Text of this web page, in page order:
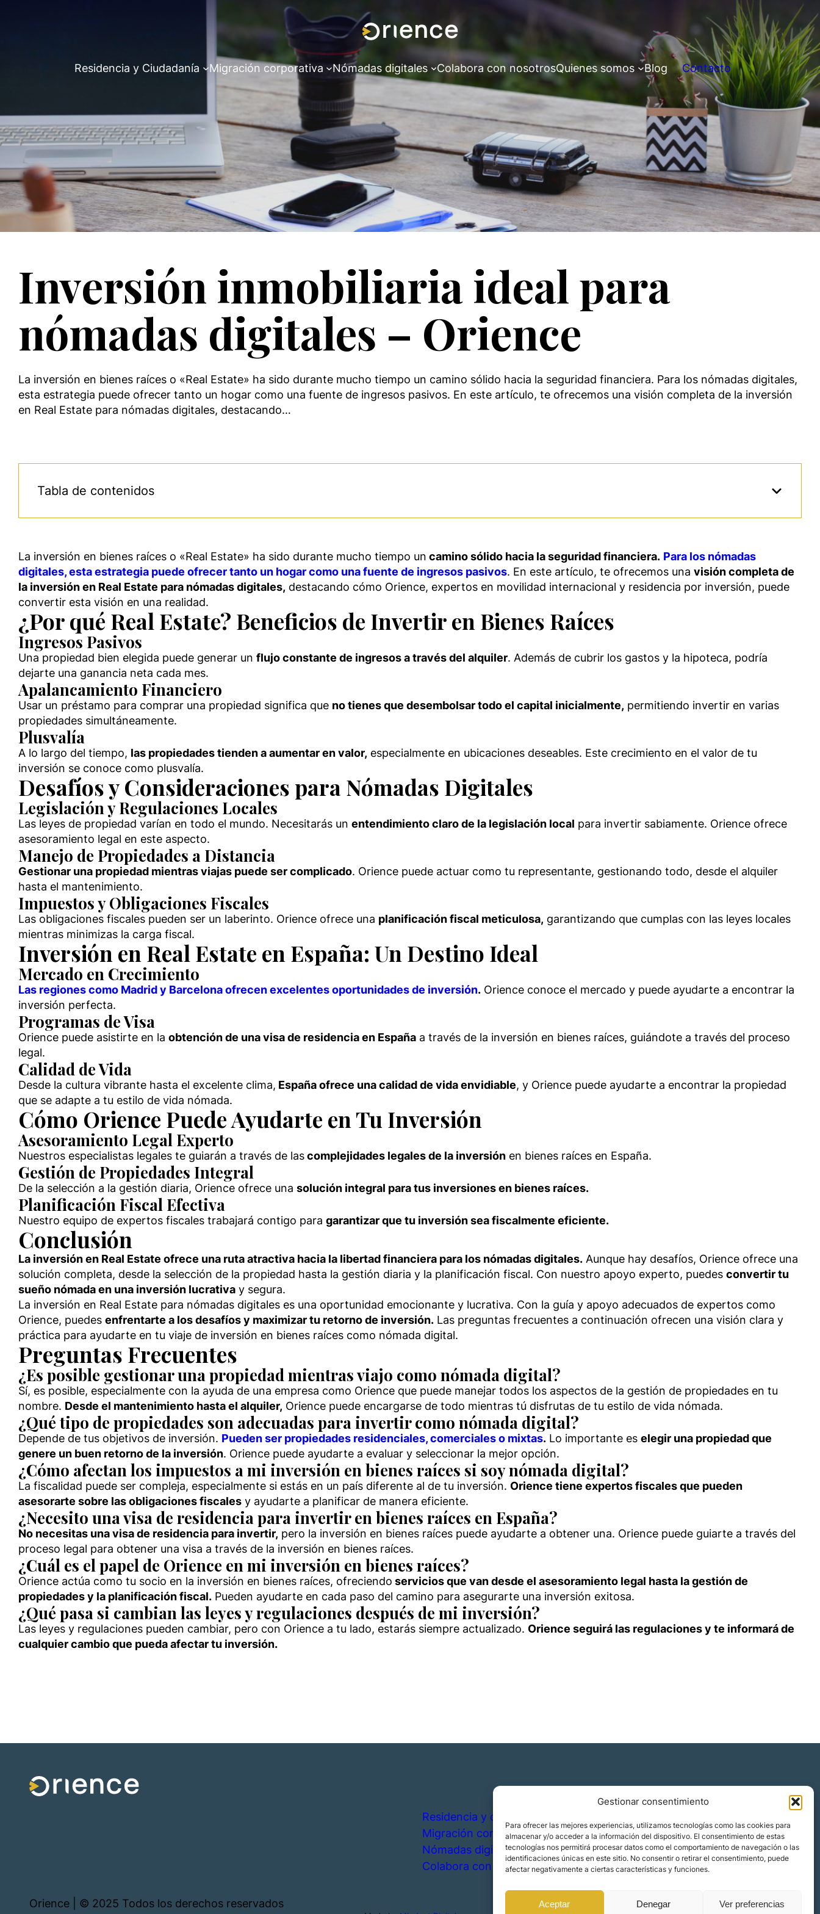
Gestionar consentimiento
Para ofrecer las mejores experiencias, utilizamos tecnologías como las cookies para
almacenar y/o acceder a la información del dispositivo. El consentimiento de estas
tecnologías nos permitirá procesar datos como el comportamiento de navegación o las
identificaciones únicas en este sitio. No consentir o retirar el consentimiento, puede
afectar negativamente a ciertas características y funciones.
Aceptar Denegar Ver preferencias
Residencia y Ciudadanía Migración corporativa Nómadas digitales Colabora con nosotrosQuienes somos Blog Contacto
Inversión inmobiliaria ideal para
nómadas digitales – Orience
La inversión en bienes raíces o «Real Estate» ha sido durante mucho tiempo un camino sólido hacia la seguridad financiera. Para los nómadas digitales,
esta estrategia puede ofrecer tanto un hogar como una fuente de ingresos pasivos. En este artículo, te ofrecemos una visión completa de la inversión
en Real Estate para nómadas digitales, destacando…
Tabla de contenidos
La inversión en bienes raíces o «Real Estate» ha sido durante mucho tiempo un camino sólido hacia la seguridad financiera. Para los nómadas
digitales, esta estrategia puede ofrecer tanto un hogar como una fuente de ingresos pasivos. En este artículo, te ofrecemos una visión completa de
la inversión en Real Estate para nómadas digitales, destacando cómo Orience, expertos en movilidad internacional y residencia por inversión, puede
convertir esta visión en una realidad.
¿Por qué Real Estate? Beneficios de Invertir en Bienes Raíces
Ingresos Pasivos
Una propiedad bien elegida puede generar un flujo constante de ingresos a través del alquiler. Además de cubrir los gastos y la hipoteca, podría
dejarte una ganancia neta cada mes.
Apalancamiento Financiero
Usar un préstamo para comprar una propiedad significa que no tienes que desembolsar todo el capital inicialmente, permitiendo invertir en varias
propiedades simultáneamente.
Plusvalía
A lo largo del tiempo, las propiedades tienden a aumentar en valor, especialmente en ubicaciones deseables. Este crecimiento en el valor de tu
inversión se conoce como plusvalía.
Desafíos y Consideraciones para Nómadas Digitales
Legislación y Regulaciones Locales
Las leyes de propiedad varían en todo el mundo. Necesitarás un entendimiento claro de la legislación local para invertir sabiamente. Orience ofrece
asesoramiento legal en este aspecto.
Manejo de Propiedades a Distancia
Gestionar una propiedad mientras viajas puede ser complicado. Orience puede actuar como tu representante, gestionando todo, desde el alquiler
hasta el mantenimiento.
Impuestos y Obligaciones Fiscales
Las obligaciones fiscales pueden ser un laberinto. Orience ofrece una planificación fiscal meticulosa, garantizando que cumplas con las leyes locales
mientras minimizas la carga fiscal.
Inversión en Real Estate en España: Un Destino Ideal
Mercado en Crecimiento
Las regiones como Madrid y Barcelona ofrecen excelentes oportunidades de inversión. Orience conoce el mercado y puede ayudarte a encontrar la
inversión perfecta.
Programas de Visa
Orience puede asistirte en la obtención de una visa de residencia en España a través de la inversión en bienes raíces, guiándote a través del proceso
legal.
Calidad de Vida
Desde la cultura vibrante hasta el excelente clima, España ofrece una calidad de vida envidiable, y Orience puede ayudarte a encontrar la propiedad
que se adapte a tu estilo de vida nómada.
Cómo Orience Puede Ayudarte en Tu Inversión
Asesoramiento Legal Experto
Nuestros especialistas legales te guiarán a través de lascomplejidades legales de la inversión en bienes raíces en España.
Gestión de Propiedades Integral
De la selección a la gestión diaria, Orience ofrece una solución integral para tus inversiones en bienes raíces.
Planificación Fiscal Efectiva
Nuestro equipo de expertos fiscales trabajará contigo para garantizar que tu inversión sea fiscalmente eficiente.
Conclusión
La inversión en Real Estate ofrece una ruta atractiva hacia la libertad financiera para los nómadas digitales. Aunque hay desafíos, Orience ofrece una
solución completa, desde la selección de la propiedad hasta la gestión diaria y la planificación fiscal. Con nuestro apoyo experto, puedes convertir tu
sueño nómada en una inversión lucrativa y segura.
La inversión en Real Estate para nómadas digitales es una oportunidad emocionante y lucrativa. Con la guía y apoyo adecuados de expertos como
Orience, puedes enfrentarte a los desafíos y maximizar tu retorno de inversión. Las preguntas frecuentes a continuación ofrecen una visión clara y
práctica para ayudarte en tu viaje de inversión en bienes raíces como nómada digital.
Preguntas Frecuentes
¿Es posible gestionar una propiedad mientras viajo como nómada digital?
Sí, es posible, especialmente con la ayuda de una empresa como Orience que puede manejar todos los aspectos de la gestión de propiedades en tu
nombre. Desde el mantenimiento hasta el alquiler, Orience puede encargarse de todo mientras tú disfrutas de tu estilo de vida nómada.
¿Qué tipo de propiedades son adecuadas para invertir como nómada digital?
Depende de tus objetivos de inversión. Pueden ser propiedades residenciales, comerciales o mixtas. Lo importante es elegir una propiedad que
genere un buen retorno de la inversión. Orience puede ayudarte a evaluar y seleccionar la mejor opción.
¿Cómo afectan los impuestos a mi inversión en bienes raíces si soy nómada digital?
La fiscalidad puede ser compleja, especialmente si estás en un país diferente al de tu inversión. Orience tiene expertos fiscales que pueden
asesorarte sobre las obligaciones fiscales y ayudarte a planificar de manera eficiente.
¿Necesito una visa de residencia para invertir en bienes raíces en España?
No necesitas una visa de residencia para invertir, pero la inversión en bienes raíces puede ayudarte a obtener una. Orience puede guiarte a través del
proceso legal para obtener una visa a través de la inversión en bienes raíces.
¿Cuál es el papel de Orience en mi inversión en bienes raíces?
Orience actúa como tu socio en la inversión en bienes raíces, ofreciendo servicios que van desde el asesoramiento legal hasta la gestión de
propiedades y la planificación fiscal. Pueden ayudarte en cada paso del camino para asegurarte una inversión exitosa.
¿Qué pasa si cambian las leyes y regulaciones después de mi inversión?
Las leyes y regulaciones pueden cambiar, pero con Orience a tu lado, estarás siempre actualizado. Orience seguirá las regulaciones y te informará de
cualquier cambio que pueda afectar tu inversión.
Residencia y ciudadanía
Migración corporativa
Nómadas digitales
Colabora con nosotros
Blog
Contacto
Localizaciones
Orience | © 2025 Todos los derechos reservados